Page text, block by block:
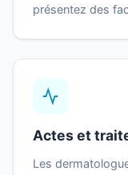
présentez des
Actes et
Les